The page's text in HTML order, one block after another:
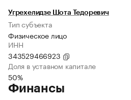
Угрехелидзе Шота Тедоревич
Тип субъекта
Физическое лицо
ИНН
343529466923
Доля в уставном капитале
50%
Финансы